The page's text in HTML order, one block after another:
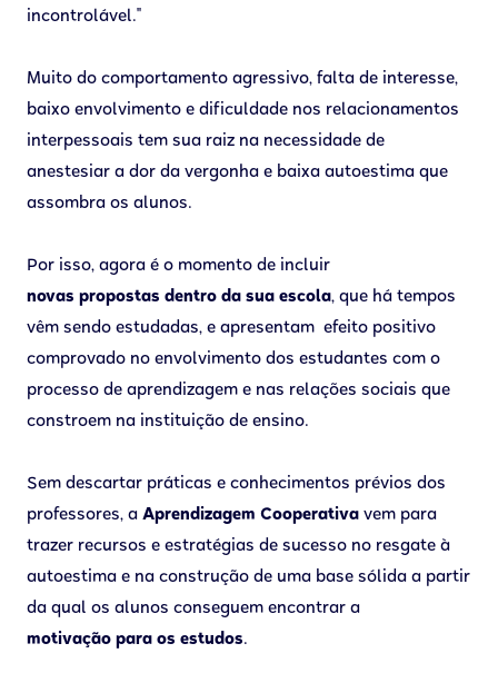
incontrolável."
Muito do comportamento agressivo, falta de interesse,
baixo envolvimento e dificuldade nos relacionamentos
interpessoais tem sua raiz na necessidade de
anestesiar a dor da vergonha e baixa autoestima que
assombra os alunos.
Por isso, agora é o momento de incluir
novas propostas dentro da sua escola, que há tempos
vêm sendo estudadas, e apresentam efeito positivo
comprovado no envolvimento dos estudantes com o
processo de aprendizagem e nas relações sociais que
constroem na instituição de ensino.
Sem descartar práticas e conhecimentos prévios dos
professores, a Aprendizagem Cooperativa vem para
trazer recursos e estratégias de sucesso no resgate à
autoestima e na construção de uma base sólida a partir
da qual os alunos conseguem encontrar a
motivação para os estudos.